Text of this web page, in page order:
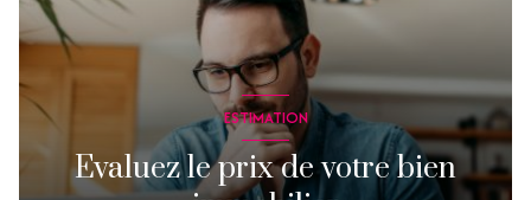
ESTIMATION
Evaluez le prix de votre bien